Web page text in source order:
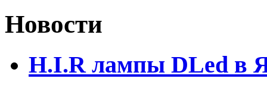
Новости
H.I.R лампы DLed в